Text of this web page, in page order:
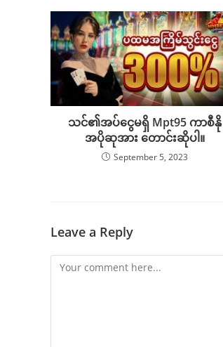
သင်၏အပ်ငွေမရှိ Mpt95 ကာစီနို
အပိုဆုအား တောင်းဆိုပါ။
September 5, 2023
Leave a Reply
Comment